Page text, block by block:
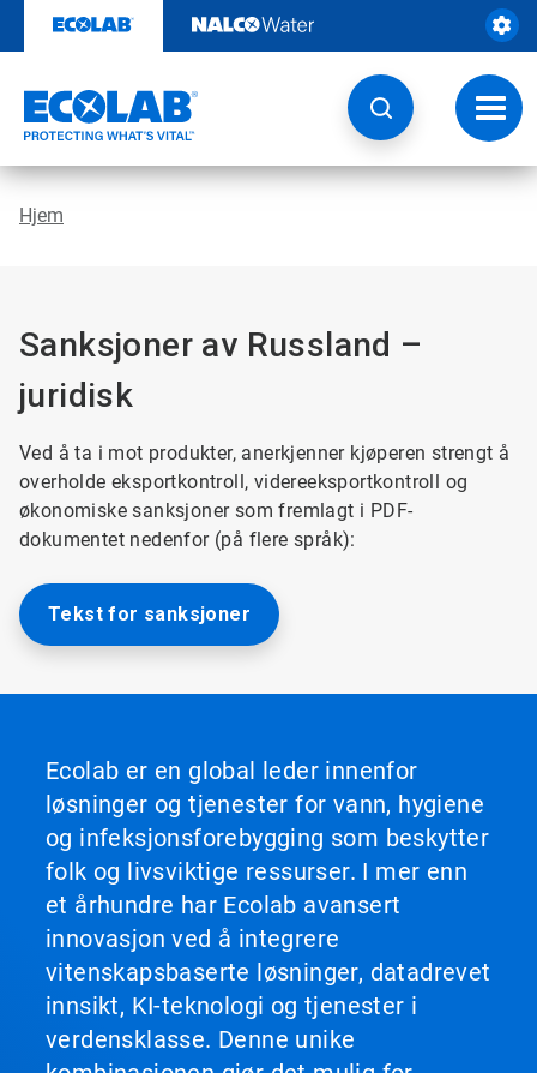
til
Veksle
Hjem
Sanksjoner av Russland –
juridisk
Ved å ta i mot produkter, anerkjenner kjøperen strengt å
overholde eksportkontroll, videreeksportkontroll og
økonomiske sanksjoner som fremlagt i PDF-
dokumentet nedenfor (på flere språk):
Tekst for sanksjoner
Ecolab er en global leder innenfor
løsninger og tjenester for vann, hygiene
og infeksjonsforebygging som beskytter
folk og livsviktige ressurser. I mer enn
et århundre har Ecolab avansert
innovasjon ved å integrere
vitenskapsbaserte løsninger, datadrevet
innsikt, KI-teknologi og tjenester i
verdensklasse. Denne unike